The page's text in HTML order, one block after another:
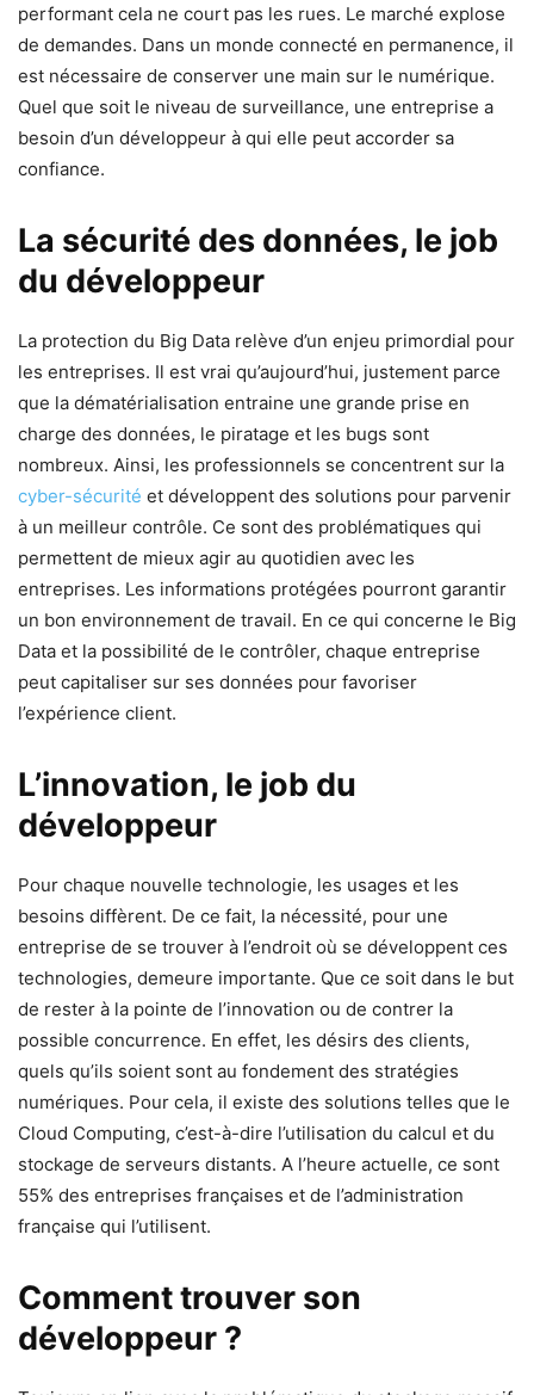
performant cela ne court pas les rues. Le marché explose
de demandes. Dans un monde connecté en permanence, il
est nécessaire de conserver une main sur le numérique.
Quel que soit le niveau de surveillance, une entreprise a
besoin d’un développeur à qui elle peut accorder sa
confiance.
La sécurité des données, le job
du développeur
La protection du Big Data relève d’un enjeu primordial pour
les entreprises. Il est vrai qu’aujourd’hui, justement parce
que la dématérialisation entraine une grande prise en
charge des données, le piratage et les bugs sont
nombreux. Ainsi, les professionnels se concentrent sur la
cyber-sécurité et développent des solutions pour parvenir
à un meilleur contrôle. Ce sont des problématiques qui
permettent de mieux agir au quotidien avec les
entreprises. Les informations protégées pourront garantir
un bon environnement de travail. En ce qui concerne le Big
Data et la possibilité de le contrôler, chaque entreprise
peut capitaliser sur ses données pour favoriser
l’expérience client.
L’innovation, le job du
développeur
Pour chaque nouvelle technologie, les usages et les
besoins diffèrent. De ce fait, la nécessité, pour une
entreprise de se trouver à l’endroit où se développent ces
technologies, demeure importante. Que ce soit dans le but
de rester à la pointe de l’innovation ou de contrer la
possible concurrence. En effet, les désirs des clients,
quels qu’ils soient sont au fondement des stratégies
numériques. Pour cela, il existe des solutions telles que le
Cloud Computing, c’est-à-dire l’utilisation du calcul et du
stockage de serveurs distants. A l’heure actuelle, ce sont
55% des entreprises françaises et de l’administration
française qui l’utilisent.
Comment trouver son
développeur ?